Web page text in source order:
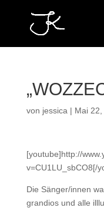
von jessica | Mai 22,
[youtube]http://
v=CU1LU_sbCO8[/
Die Sänger/innen
grandios und alle